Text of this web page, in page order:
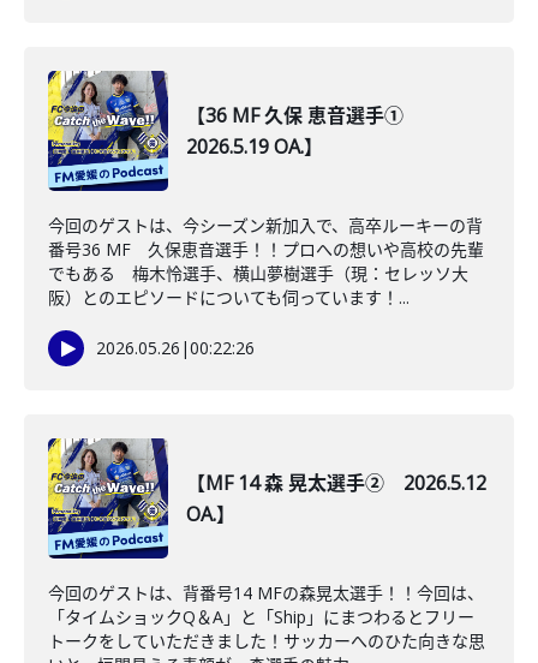
【36 MF 久保 恵音選手①
2026.5.19 OA.】
今回のゲストは、今シーズン新加入で、高卒ルーキーの背
番号36 MF 久保恵音選手！！プロへの想いや高校の先輩
でもある 梅木怜選手、横山夢樹選手（現：セレッソ大
阪）とのエピソードについても伺っています！...
2026.05.26 |00:22:26
【MF 14 森 晃太選手② 2026.5.12
OA.】
今回のゲストは、背番号14 MFの森晃太選手！！今回は、
「タイムショックQ＆A」と「Ship」にまつわるとフリー
トークをしていただきました！サッカーへのひた向きな思